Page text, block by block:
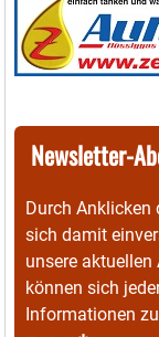
Newsletter-
Durch Anklicken
sich damit
unsere
können sich
Informationen